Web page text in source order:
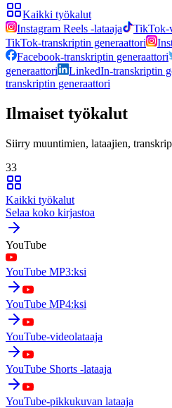
Kaikki työkalut
Instagram Reels -lataaja
TikTok-
TikTok-transkriptin generaattori
Facebook-transkriptin generaattori
generaattori
LinkedIn-transkriptin
transkriptin generaattori
Ilmaiset työkalut
Siirry muuntimien, lataajien,
33
Kaikki työkalut
Selaa koko kirjastoa
YouTube
YouTube MP3:ksi
YouTube MP4:ksi
YouTube-videolataaja
YouTube Shorts -lataaja
YouTube-pikkukuvan lataaja